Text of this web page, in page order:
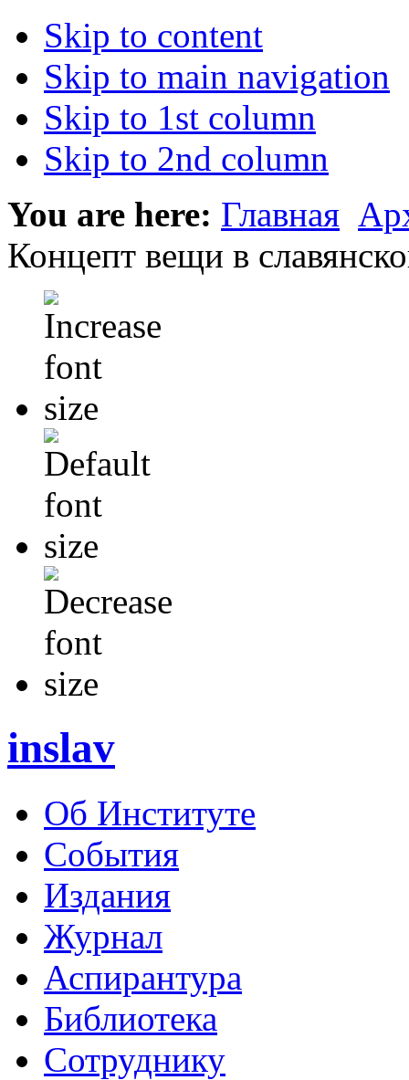
Skip to content
Skip to main navigation
Skip to 1st column
Skip to 2nd column
You are here: Главная
Концепт вещи в
inslav
Об Институте
События
Издания
Журнал
Аспирантура
Библиотека
Сотруднику